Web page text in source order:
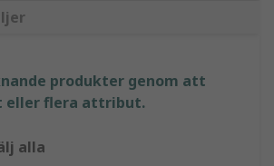
produkter genom att
eller flera attribut.
alla